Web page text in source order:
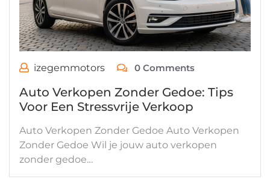
izegemmotors 0 Comments
Auto Verkopen Zonder Gedoe: Tips
Voor Een Stressvrije Verkoop
Auto Verkopen Zonder Gedoe Auto Verkopen
Zonder Gedoe Wil je jouw auto verkopen
zonder gedoe…